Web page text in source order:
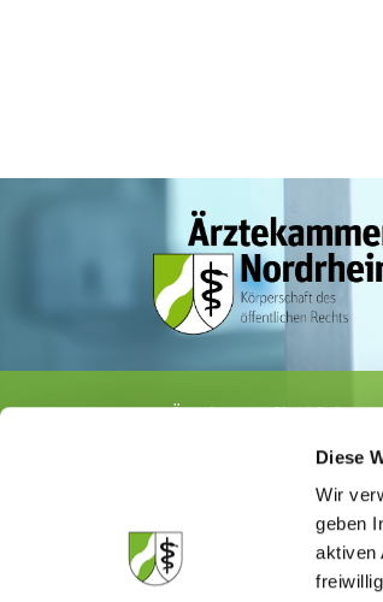
Diese
Wir
geben
aktiven
Ärztekammer Nordrhein
· Fax 0211